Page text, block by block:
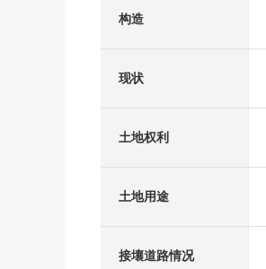
构造
现状
土地权利
土地用途
接壤道路情况